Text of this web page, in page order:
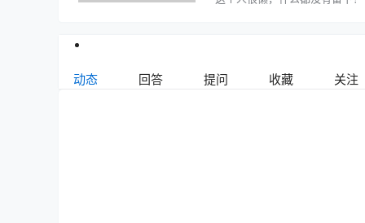
动态 回答 提问 收藏 关注